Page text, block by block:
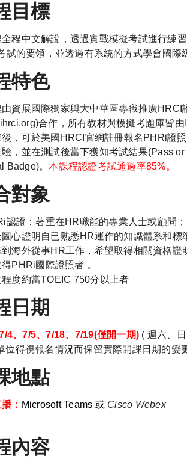
目標
程中文解說，透過實戰模擬考試進行練
試的要領，並透過有系統的方式學會國際
特色
資展國際獨家與大中華區專職推廣
合作，所有教材與模擬考題庫皆
，可於美國HRCI官網註冊報名PHRi證
驗，並在測試後當下獲知考試結果(Pass
Badge)。本課程認證考試通過率85%。
對象
認證：著重在HR職能的專業人士或顧問
圖心證明自已熟悉HR運作的知識體系和標
到海外從事HR工作，希望取得相關資格證
PHRi國際證照者 。
程度約當TOEIC 750分以上者
日期
4、7/5、7/18、7/19(僅開一期) ( 週六、
位得視報名情況而保留實際開課日期的變
地點
： Microsoft Teams 或 Cisco Webex
內容